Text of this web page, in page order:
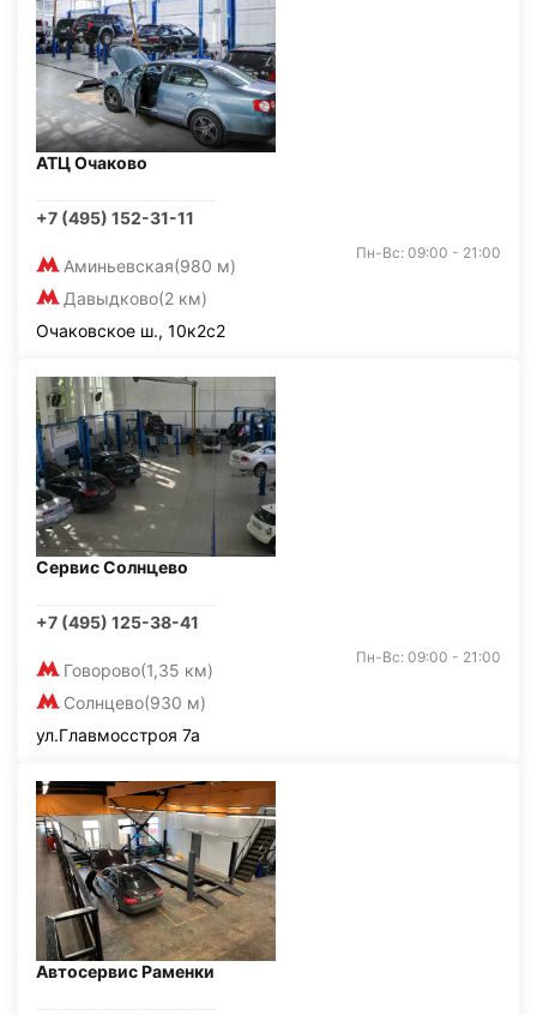
АТЦ Очаково
+7 (495) 152-31-11
Аминьевская(980 м)
Давыдково(2 км)
Пн-Вс: 09:00 - 21:00
Очаковское ш., 10к2с2
Сервис Солнцево
+7 (495) 125-38-41
Говорово(1,35 км)
Солнцево(930 м)
Пн-Вс: 09:00 - 21:00
ул.Главмосстроя 7а
Автосервис Раменки